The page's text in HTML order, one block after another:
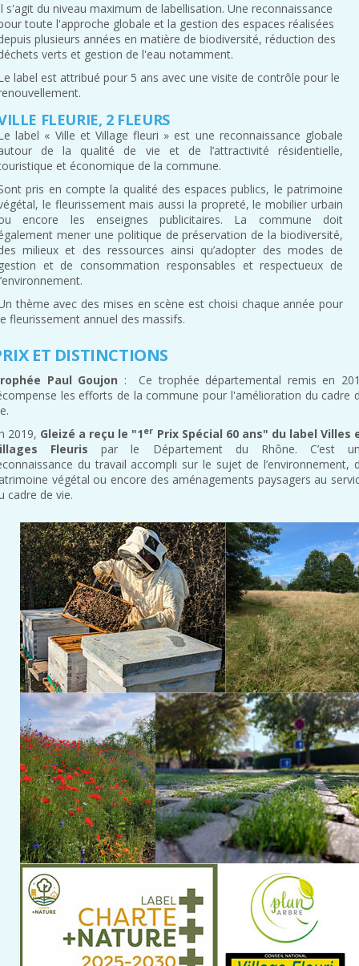
s'agit du niveau maximum de labellisation. Une reconnaissance
toute l'approche globale et la gestion des espaces réalisées
plusieurs années en matière de biodiversité, réduction des
verts et gestion de l'eau notamment.
label est attribué pour 5 ans avec une visite de contrôle pour le
FLEURIE, 2 FLEURS
label « Ville et Village fleuri » est une reconnaissance globale
de la qualité de vie et de l’attractivité résidentielle,
et économique de la commune.
pris en compte la qualité des espaces publics, le patrimoine
le fleurissement mais aussi la propreté, le mobilier urbain
encore les enseignes publicitaires. La commune doit
mener une politique de préservation de la biodiversité,
milieux et des ressources ainsi qu’adopter des modes de
et de consommation responsables et respectueux de
thème avec des mises en scène est choisi chaque année pour
fleurissement annuel des massifs.
ET DISTINCTIONS
Paul Goujon : Ce trophée départemental remis en
les efforts de la commune pour l'amélioration du cadre
2019, Gleizé a reçu le "1 er Prix Spécial 60 ans" du label Villes
Fleuris par le Département du Rhône. C’est
du travail accompli sur le sujet de l’environnement,
végétal ou encore des aménagements paysagers au
cadre de vie.